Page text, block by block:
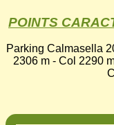
POINTS
Parking Calmasella
2306 m - Col 2290